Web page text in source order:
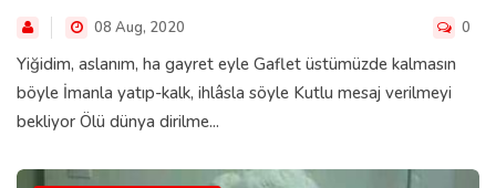
08 Aug, 2020 0
Yiğidim, aslanım, ha gayret eyle Gaflet üstümüzde kalmasın
böyle İmanla yatıp-kalk, ihlâsla söyle Kutlu mesaj verilmeyi
bekliyor Ölü dünya dirilme...